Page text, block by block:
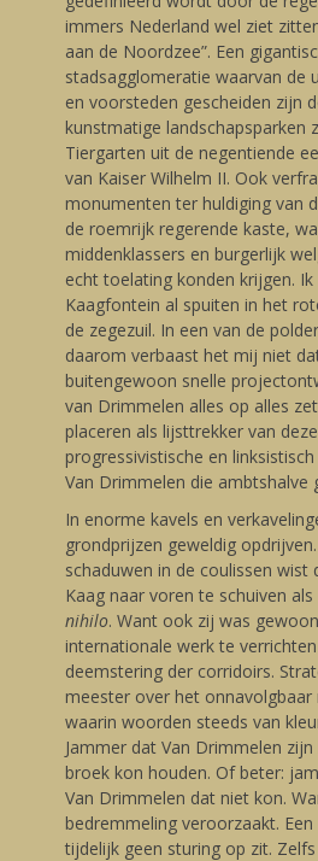
immers Nederland wel ziet
aan de Noordzee”. Een
stadsagglomeratie waarvan de
en voorsteden gescheiden zijn
kunstmatige landschapsparken
Tiergarten uit de negentiende
van Kaiser Wilhelm II. Ook
monumenten ter huldiging van
de roemrijk regerende kaste,
middenklassers en burgerlijk
echt toelating konden krijgen. Ik
Kaagfontein al spuiten in het
de zegezuil. In een van de
daarom verbaast het mij niet
buitengewoon snelle
van Drimmelen alles op alles
placeren als lijsttrekker van
progressivistische en
Van Drimmelen die ambtshalve
In enorme kavels en
grondprijzen geweldig
schaduwen in de coulissen wist
Kaag naar voren te schuiven als
nihilo. Want ook zij was
internationale werk te
deemstering der corridoirs.
meester over het onnavolgbaar
waarin woorden steeds van
Jammer dat Van Drimmelen
broek kon houden. Of beter:
Van Drimmelen dat niet kon.
bedremmeling veroorzaakt.
tijdelijk geen sturing op zit.